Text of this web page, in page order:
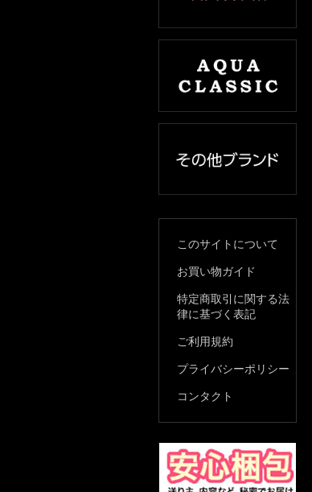
このサイトについて
お買い物ガイド
特定商取引に関する法
律に基づく表記
ご利用規約
プライバシーポリシー
コンタクト